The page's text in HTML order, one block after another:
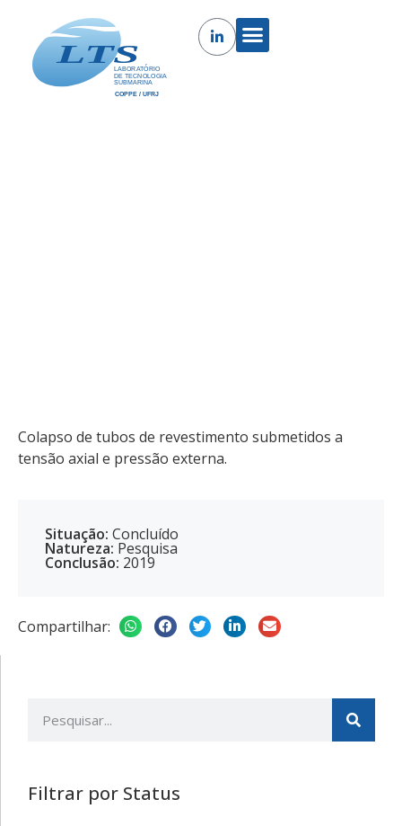
Colapso de tubos de revestimento submetidos a
tensão axial e pressão externa.
Situação: Concluído
Natureza: Pesquisa
Conclusão: 2019
Compartilhar:
Filtrar por Status